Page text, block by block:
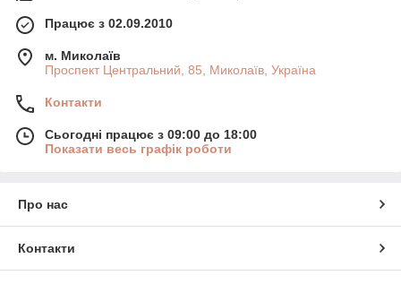
Працює з 02.09.2010
м. Миколаїв
Проспект Центральний, 85, Миколаїв, Україна
Контакти
Сьогодні працює з 09:00 до 18:00
Показати весь графік роботи
Про нас
Контакти